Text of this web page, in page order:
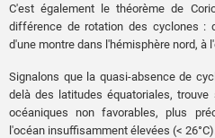
C'est également le théorème de
différence de rotation des cyclones :
d'une montre dans l'hémisphère nord, à
Signalons que la quasi-absence de
delà des latitudes équatoriales,
océaniques non favorables, plus
l'océan insuffisamment élevées (< 26°C).